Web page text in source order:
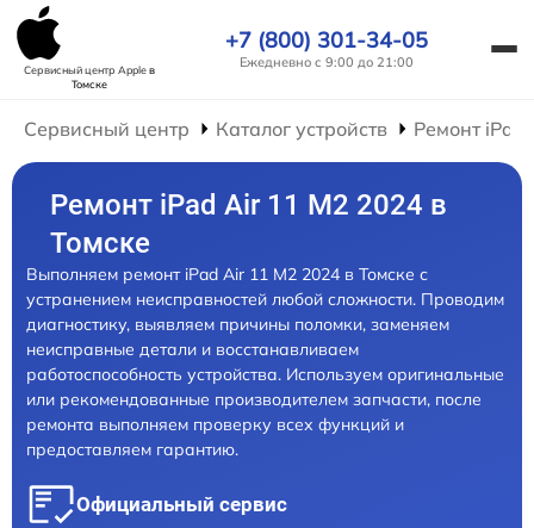
Сервисный центр Appleв
Томске
+7 (800) 301-34-05
Ежедневно с 9:00 до 21:00
Сервисный центр Каталог устройств Ремонт iPad
Ремонт iPad Air 11 M2 2024 в
Томске
Выполняем ремонт iPad Air 11 M2 2024 в Томске с
устранением неисправностей любой сложности. Проводим
диагностику, выявляем причины поломки, заменяем
неисправные детали и восстанавливаем
работоспособность устройства. Используем оригинальные
или рекомендованные производителем запчасти, после
ремонта выполняем проверку всех функций и
предоставляем гарантию.
Официальный сервис